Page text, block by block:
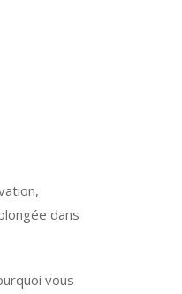
dans
vous